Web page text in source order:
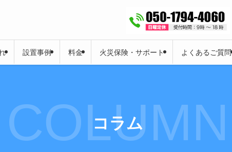
設置事例 料金 火災保険・サポート よくあるご質問
コラム
COLUMN